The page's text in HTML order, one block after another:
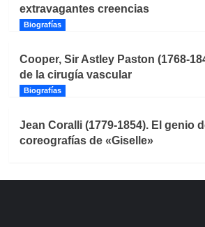
extravagantes creencias
Biografías
Cooper, Sir Astley Paston (1768-
de la cirugía vascular
Biografías
Jean Coralli (1779-1854). El genio
coreografías de «Giselle»